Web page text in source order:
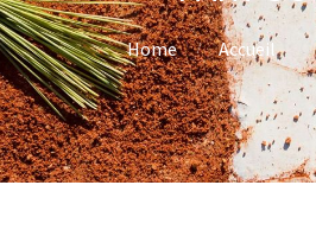
Home Accueil